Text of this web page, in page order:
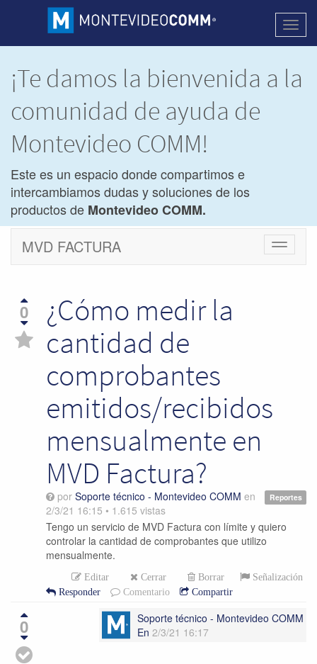
¡Te damos la bienvenida a la
comunidad de ayuda de
Montevideo COMM!
Este es un espacio donde compartimos e
intercambiamos dudas y soluciones de los
productos de Montevideo COMM.
Cambiar
MVD FACTURA
0
¿Cómo medir la
cantidad de
comprobantes
emitidos/recibidos
mensualmente en
MVD Factura?
Reportes
por Soporte técnico - Montevideo COMM en
2/3/21 16:15 • 1.615 vistas
Tengo un servicio de MVD Factura con límite y quiero
controlar la cantidad de comprobantes que utilizo
mensualmente.
Editar Cerrar Borrar
Señalización
Responder
Comentario Compartir
0
Soporte técnico - Montevideo COMM
En 2/3/21 16:17